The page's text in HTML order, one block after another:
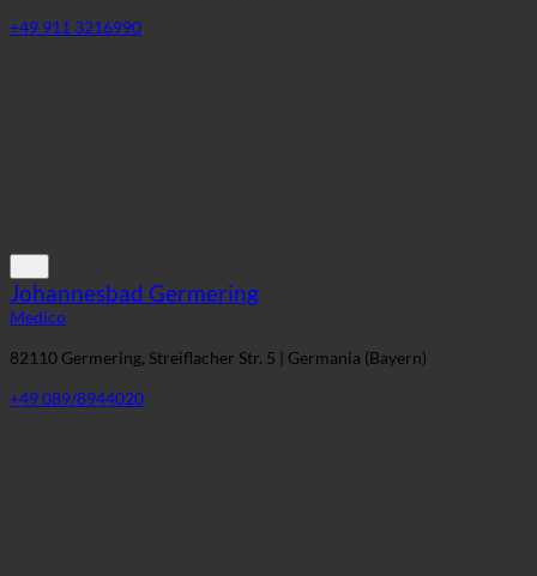
+49 911 3216990
Johannesbad Germering
Medico
82110 Germering, Streiflacher Str. 5 | Germania (Bayern)
+49 089/8944020